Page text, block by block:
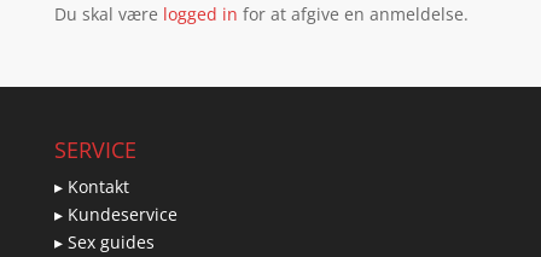
Du skal være logged in for at afgive en anmeldelse.
SERVICE
▸ Kontakt
▸ Kundeservice
▸ Sex guides